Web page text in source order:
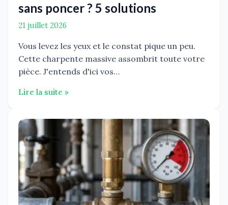
sans poncer ? 5 solutions
21 juillet 2026
Vous levez les yeux et le constat pique un peu.
Cette charpente massive assombrit toute votre
pièce. J'entends d'ici vos…
Lire la suite »